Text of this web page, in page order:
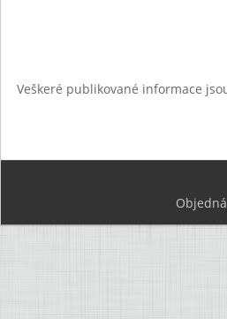
Veškeré publikované informace